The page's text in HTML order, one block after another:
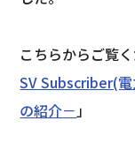
こちらからご覧
SV Subscriber(
の紹介－」